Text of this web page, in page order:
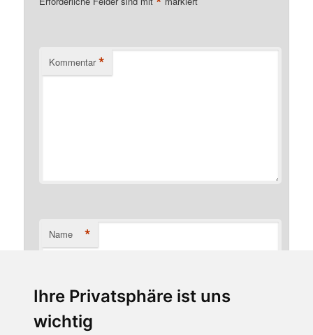
Ihre Privatsphäre ist uns
wichtig
Kommentar *
Name *
E-Mail-Adresse *